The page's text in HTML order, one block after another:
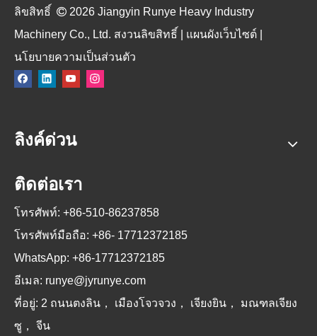
ลิขสิทธิ์  2026 Jiangyin Runye Heavy Industry
Machinery Co., Ltd. สงวนลิขสิทธิ์ | แผนผังเว็บไซต์
นโยบายความเป็นส่วนตัว
ลิงค์ด่วน
ติดต่อเรา
โทรศัพท์: +86-510-86237858
โทรศัพท์มือถือ: +86- 17712372185
WhatsApp: +86-17712372185
อีเมล: runye@jyrunye.com
ที่อยู่: 2 ถนนตงลิน， เมืองโจวจวง， เจียงยิน， มณฑลเจียง
ซู， จีน